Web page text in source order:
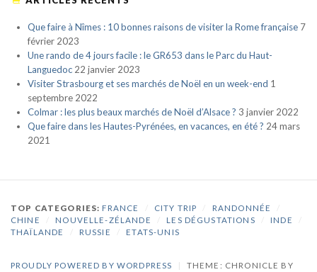
Que faire à Nîmes : 10 bonnes raisons de visiter la Rome française 7
février 2023
Une rando de 4 jours facile : le GR653 dans le Parc du Haut-
Languedoc 22 janvier 2023
Visiter Strasbourg et ses marchés de Noël en un week-end 1
septembre 2022
Colmar : les plus beaux marchés de Noël d’Alsace ? 3 janvier 2022
Que faire dans les Hautes-Pyrénées, en vacances, en été ? 24 mars
2021
TOP CATEGORIES:FRANCE CITY TRIP RANDONNÉE
CHINE
NOUVELLE-ZÉLANDE LES DÉGUSTATIONS INDE
THAÏLANDE
RUSSIE ETATS-UNIS
PROUDLY POWERED BY WORDPRESS THEME: CHRONICLE BY